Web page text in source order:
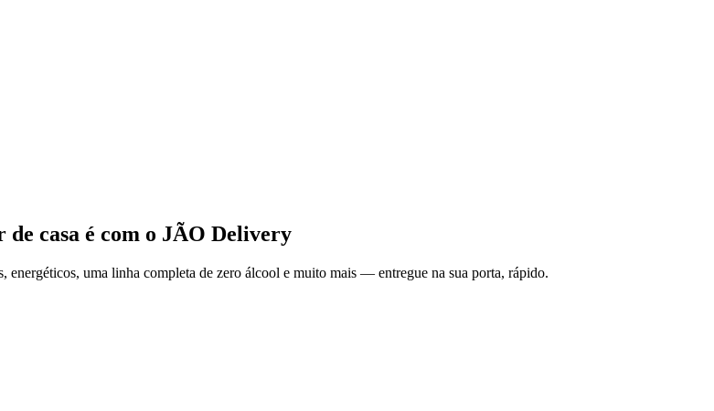
de casa é com o JÃO Delivery
uma linha completa de zero álcool e muito mais — entregue na sua porta, rápido.